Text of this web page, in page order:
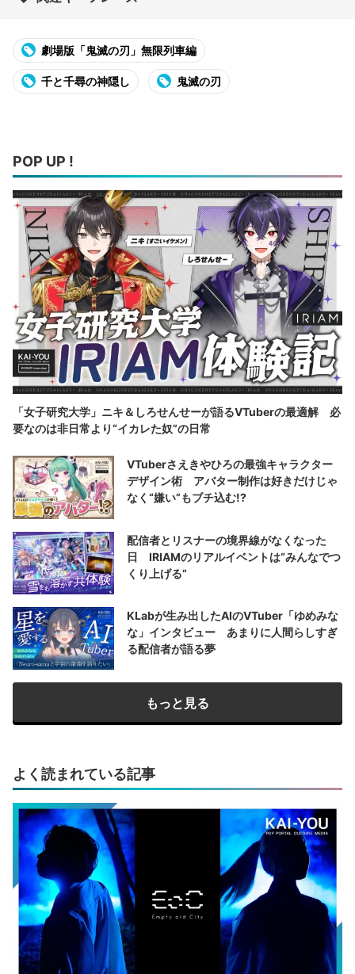
劇場版「鬼滅の刃」無限列車編
千と千尋の神隠し 鬼滅の刃
POP UP !
「女子研究大学」ニキ＆しろせんせーが語るVTuberの最適解 必
要なのは非日常より“イカレた奴”の日常
VTuberさえきやひろの最強キャラクター
デザイン術 アバター制作は好きだけじゃ
なく“嫌い”もブチ込む!?
配信者とリスナーの境界線がなくなった
日 IRIAMのリアルイベントは“みんなでつ
くり上げる”
KLabが生み出したAIのVTuber「ゆめみな
な」インタビュー あまりに人間らしすぎ
る配信者が語る夢
もっと見る
よく読まれている記事